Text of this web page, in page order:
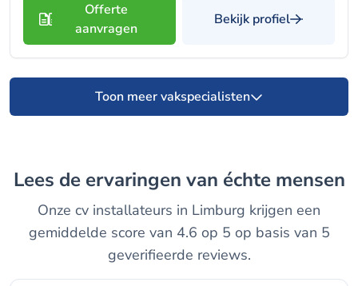
Offerte
aanvragen
Bekijk profiel
Toon meer vakspecialisten
Lees de ervaringen van échte mensen
Onze cv installateurs in Limburg krijgen een
gemiddelde score van 4.6 op 5 op basis van 5
geverifieerde reviews.